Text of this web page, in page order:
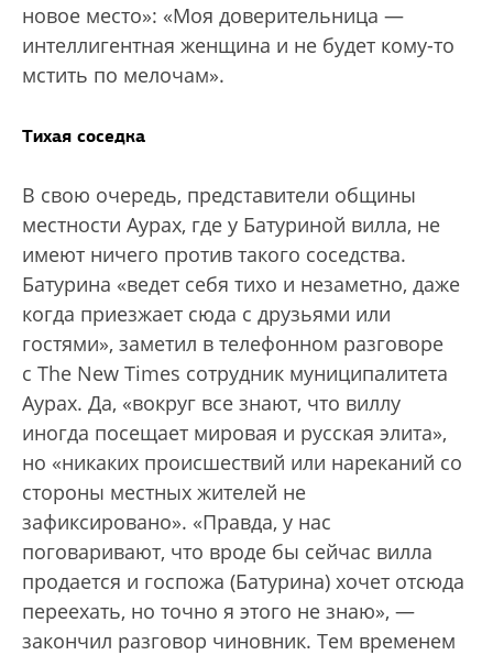
новое место»: «Моя доверительница —
интеллигентная женщина и не будет кому-то
мстить по мелочам».
Тихая соседка
В свою очередь, представители общины
местности Аурах, где у Батуриной вилла, не
имеют ничего против такого соседства.
Батурина «ведет себя тихо и незаметно, даже
когда приезжает сюда с друзьями или
гостями», заметил в телефонном разговоре
с The New Times сотрудник муниципалитета
Аурах. Да, «вокруг все знают, что виллу
иногда посещает мировая и русская элита»,
но «никаких происшествий или нареканий со
стороны местных жителей не
зафиксировано». «Правда, у нас
поговаривают, что вроде бы сейчас вилла
продается и госпожа (Батурина) хочет отсюда
переехать, но точно я этого не знаю», —
закончил разговор чиновник. Тем временем